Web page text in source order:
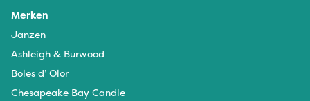
Merken
Janzen
Ashleigh & Burwood
Boles d’ Olor
Chesapeake Bay Candle